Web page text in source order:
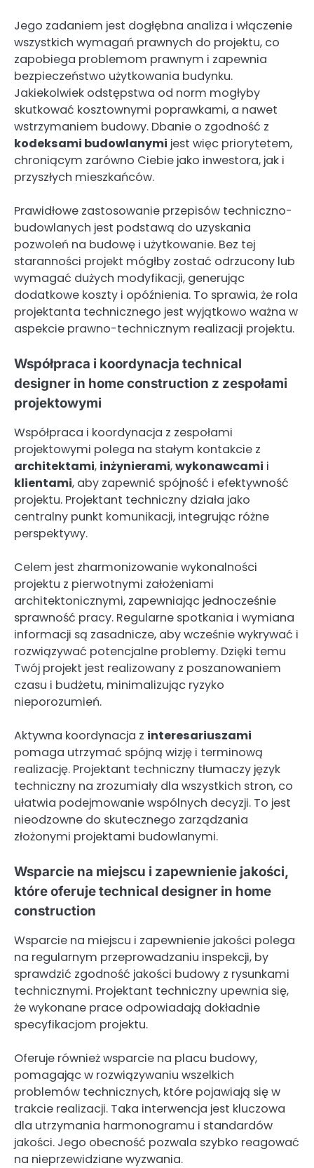
Jego zadaniem jest dogłębna analiza i włączenie
wszystkich wymagań prawnych do projektu, co
zapobiega problemom prawnym i zapewnia
bezpieczeństwo użytkowania budynku.
Jakiekolwiek odstępstwa od norm mogłyby
skutkować kosztownymi poprawkami, a nawet
wstrzymaniem budowy. Dbanie o zgodność z
kodeksami budowlanymi jest więc priorytetem,
chroniącym zarówno Ciebie jako inwestora, jak i
przyszłych mieszkańców.
Prawidłowe zastosowanie przepisów techniczno-
budowlanych jest podstawą do uzyskania
pozwoleń na budowę i użytkowanie. Bez tej
staranności projekt mógłby zostać odrzucony lub
wymagać dużych modyfikacji, generując
dodatkowe koszty i opóźnienia. To sprawia, że rola
projektanta technicznego jest wyjątkowo ważna w
aspekcie prawno-technicznym realizacji projektu.
Współpraca i koordynacja technical
designer in home construction z zespołami
projektowymi
Współpraca i koordynacja z zespołami
projektowymi polega na stałym kontakcie z
architektami, inżynierami,wykonawcami i
klientami, aby zapewnić spójność i efektywność
projektu. Projektant techniczny działa jako
centralny punkt komunikacji, integrując różne
perspektywy.
Celem jest zharmonizowanie wykonalności
projektu z pierwotnymi założeniami
architektonicznymi, zapewniając jednocześnie
sprawność pracy. Regularne spotkania i wymiana
informacji są zasadnicze, aby wcześnie wykrywać i
rozwiązywać potencjalne problemy. Dzięki temu
Twój projekt jest realizowany z poszanowaniem
czasu i budżetu, minimalizując ryzyko
nieporozumień.
Aktywna koordynacja z interesariuszami
pomaga utrzymać spójną wizję i terminową
realizację. Projektant techniczny tłumaczy język
techniczny na zrozumiały dla wszystkich stron, co
ułatwia podejmowanie wspólnych decyzji. To jest
nieodzowne do skutecznego zarządzania
złożonymi projektami budowlanymi.
Wsparcie na miejscu i zapewnienie jakości,
które oferuje technical designer in home
construction
Wsparcie na miejscu i zapewnienie jakości polega
na regularnym przeprowadzaniu inspekcji, by
sprawdzić zgodność jakości budowy z rysunkami
technicznymi. Projektant techniczny upewnia się,
że wykonane prace odpowiadają dokładnie
specyfikacjom projektu.
Oferuje również wsparcie na placu budowy,
pomagając w rozwiązywaniu wszelkich
problemów technicznych, które pojawiają się w
trakcie realizacji. Taka interwencja jest kluczowa
dla utrzymania harmonogramu i standardów
jakości. Jego obecność pozwala szybko reagować
na nieprzewidziane wyzwania.